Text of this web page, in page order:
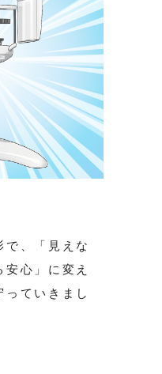
で、「見えな
心」に変え
ていきまし